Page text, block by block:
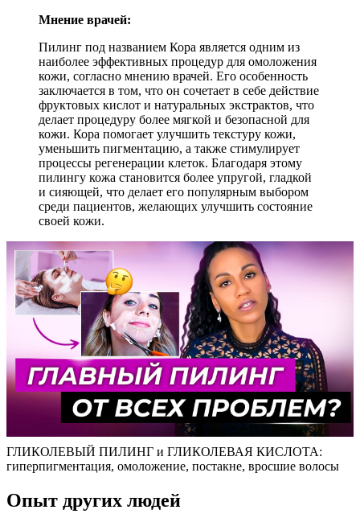
Мнение врачей:
Пилинг под названием Кора является одним из
наиболее эффективных процедур для омоложения
кожи, согласно мнению врачей. Его особенность
заключается в том, что он сочетает в себе действие
фруктовых кислот и натуральных экстрактов, что
делает процедуру более мягкой и безопасной для
кожи. Кора помогает улучшить текстуру кожи,
уменьшить пигментацию, а также стимулирует
процессы регенерации клеток. Благодаря этому
пилингу кожа становится более упругой, гладкой
и сияющей, что делает его популярным выбором
среди пациентов, желающих улучшить состояние
своей кожи.
ГЛИКОЛЕВЫЙ ПИЛИНГ и ГЛИКОЛЕВАЯ КИСЛОТА:
гиперпигментация, омоложение, постакне, вросшие волосы
Опыт других людей